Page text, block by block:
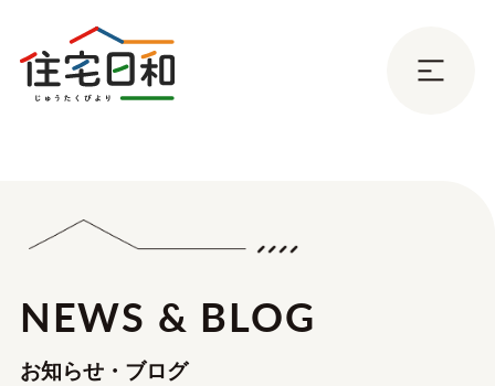
NEWS & BLOG
お知らせ・ブログ